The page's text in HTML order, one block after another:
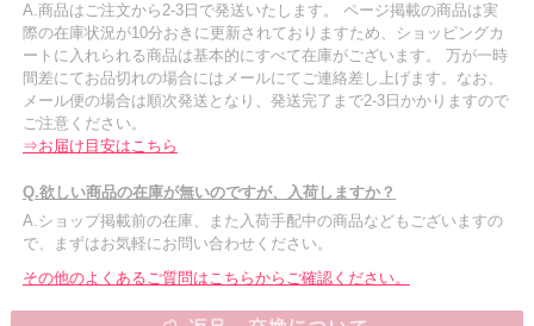
A.商品はご注文から2-3日で発送いたします。 ページ掲載の商品は実
際の在庫状況が10分おきに更新されておりますため、ショッピングカ
ートに入れられる商品は基本的にすべて在庫がございます。 万が一時
間差にてお品切れの場合にはメールにてご連絡差し上げます。なお、
メール便の場合は順次発送となり、発送完了まで2-3日かかりますので
ご注意ください。
⇒お届け目安はこちら
Q.欲しい商品の在庫が無いのですが、入荷しますか？
A.ショップ掲載前の在庫、また入荷手配中の商品などもございますの
で、まずはお気軽にお問い合わせください。
その他のよくあるご質問はこちらからご確認ください。